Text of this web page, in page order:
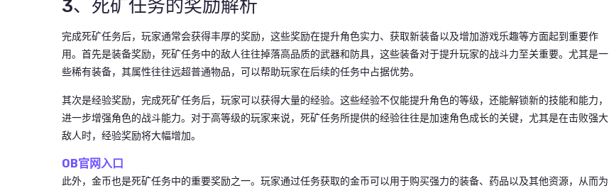
3、死矿任务的奖励解析
完成死矿任务后，玩家通常会获得丰厚的奖励，这些奖励在提升角色实力、获取新装备以及增加游戏乐趣等方面起到重要作
用。首先是装备奖励，死矿任务中的敌人往往掉落高品质的武器和防具，这些装备对于提升玩家的战斗力至关重要。尤其是一
些稀有装备，其属性往往远超普通物品，可以帮助玩家在后续的任务中占据优势。
其次是经验奖励，完成死矿任务后，玩家可以获得大量的经验。这些经验不仅能提升角色的等级，还能解锁新的技能和能力，
进一步增强角色的战斗能力。对于高等级的玩家来说，死矿任务所提供的经验往往是加速角色成长的关键，尤其是在击败强大
敌人时，经验奖励将大幅增加。
OB官网入口
此外，金币也是死矿任务中的重要奖励之一。玩家通过任务获取的金币可以用于购买强力的装备、药品以及其他资源，从而为